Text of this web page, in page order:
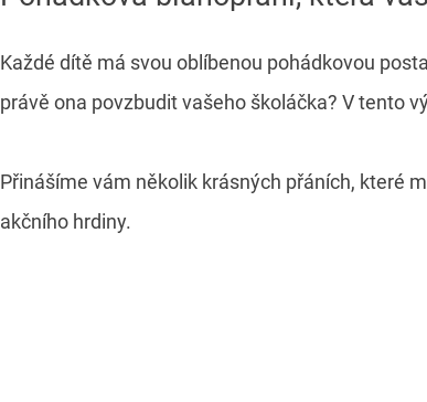
Každé dítě má svou oblíbenou pohádkovou
právě ona povzbudit vašeho školáčka? V tento
Přinášíme vám několik krásných přáních, které
akčního hrdiny.